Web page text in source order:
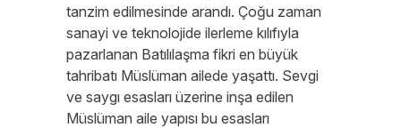
tanzim edilmesinde arandı. Çoğu zaman
sanayi ve teknolojide ilerleme kılıfıyla
pazarlanan Batılılaşma fikri en büyük
tahribatı Müslüman ailede yaşattı. Sevgi
ve saygı esasları üzerine inşa edilen
Müslüman aile yapısı bu esasları